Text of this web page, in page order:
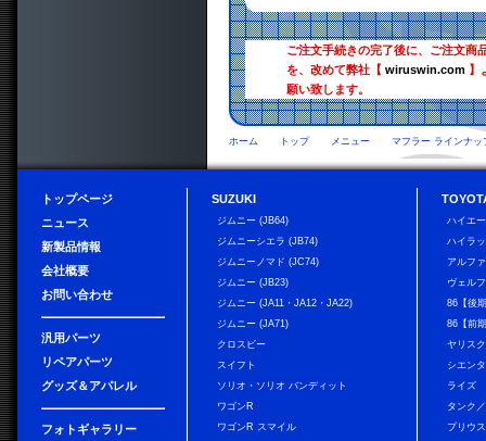
ご注文手続きの完了後に、ご注文商
を、改めて弊社【 wiruswin.com】
願い致します。
ホーム トップ メニュー マフラー ラインナッ
トップページ
ニュース
新製品情報
会社概要
お問い合わせ
汎用パーツ
リペアパーツ
グッズ＆アパレル
フォトギャラリー
SUZUKI
ジムニー (JB64)
ジムニーシエラ (JB74)
ジムニーノマド (JC74)
ジムニー (JB23)
ジムニー (JA11・JA12・JA22)
ジムニー (JA71)
クロスビー
スイフト
ソリオ・ソリオ バンディット
ワゴンR
ワゴンR スマイル
ハイエ
ハイラ
アルフ
ヴェル
86【後
86【前
ヤリス
シエンタ
ライズ
タンク
プリウス